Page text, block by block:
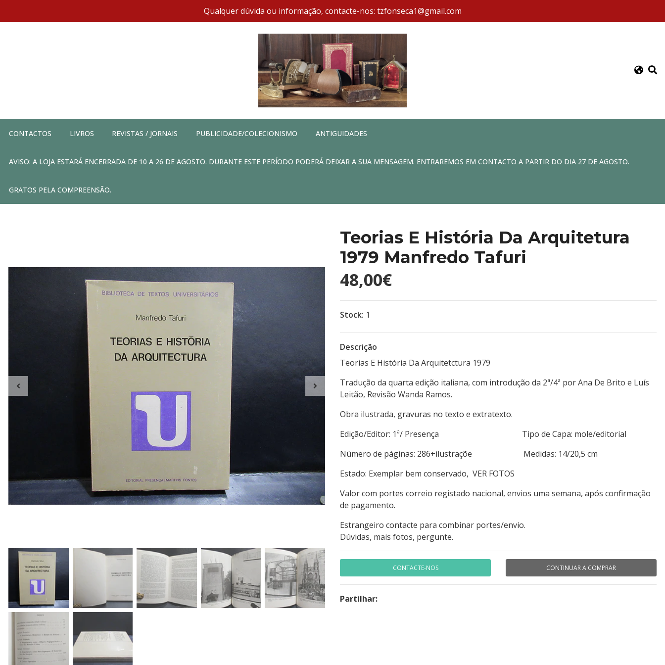
Qualquer dúvida ou informação, contacte-nos: tzfonseca1@gmail.com
CONTACTOS LIVROS REVISTAS / JORNAIS PUBLICIDADE/COLECIONISMO ANTIGUIDADES
AVISO: A LOJA ESTARÁ ENCERRADA DE 10 A 26 DE AGOSTO. DURANTE ESTE PERÍODO PODERÁ DEIXAR A SUA MENSAGEM. ENTRAREMOS EM CONTACTO A PARTIR DO DIA 27 DE AGOSTO.
GRATOS PELA COMPREENSÃO.
Teorias E História Da Arquitetura
1979 Manfredo Tafuri
48,00€
Stock: 1
Descrição
Teorias E História Da Arquitetctura 1979
Tradução da quarta edição italiana, com introdução da 2ª/4ª por Ana De Brito e Luís
Leitão, Revisão Wanda Ramos.
Obra ilustrada, gravuras no texto e extratexto.
Edição/Editor: 1ª/ Presença Tipo de Capa: mole/editorial
Número de páginas: 286+ilustraçõe Medidas: 14/20,5 cm
Estado: Exemplar bem conservado, VER FOTOS
Valor com portes correio registado nacional, envios uma semana, após confirmação
de pagamento.
Estrangeiro contacte para combinar portes/envio.
Dúvidas, mais fotos, pergunte.
CONTACTE-NOS CONTINUAR A COMPRAR
Partilhar: